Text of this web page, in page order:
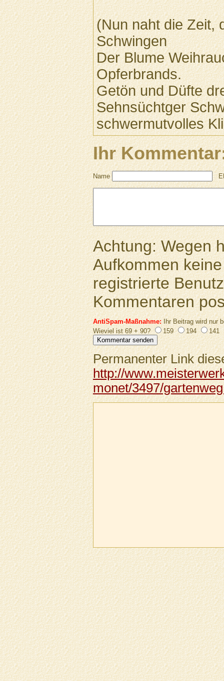
(Nun naht die Zeit,
Schwingen
Der Blume
Opferbrands.
Getön und Düfte
Sehnsüchtger
schwermutvolles
Ihr
Name
Achtung: Wegen
Aufkommen
registrierte
Kommentaren
AntiSpam-Maßnahme:Ihr Beitrag wird nur
Wieviel ist 69 + 90?
159 194 141
Permanenter Link
http://
monet/3497/